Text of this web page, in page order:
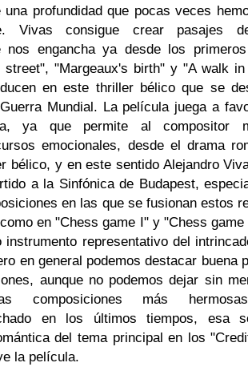
una profundidad que pocas veces
Vivas consigue crear pasajes
nos engancha ya desde los
street", "Margeaux's birth" y "A walk in
en este thriller bélico que se
Mundial. La película juega a
ya que permite al compositor
emocionales, desde el drama
bélico, y en este sentido Alejandro
a la Sinfónica de Budapest,
en las que se fusionan estos
en "Chess game I" y "Chess
instrumento representativo del
en general podemos destacar buena
aunque no podemos dejar sin
composiciones más
en los últimos tiempos, esa
del tema principal en los
la película.